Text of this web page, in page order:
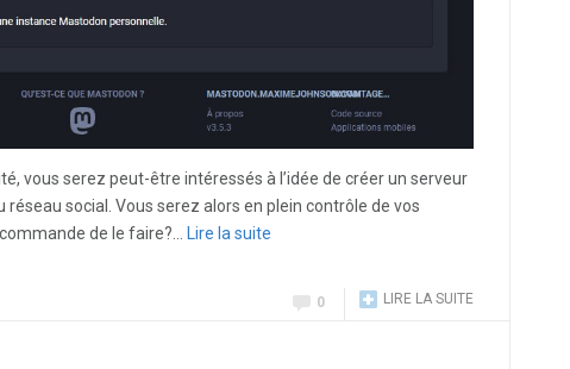
vous serez peut-être intéressés à l’idée de créer un serveur
social. Vous serez alors en plein contrôle de vos
de le faire?… Lire la suite
LIRE LA SUITE
0